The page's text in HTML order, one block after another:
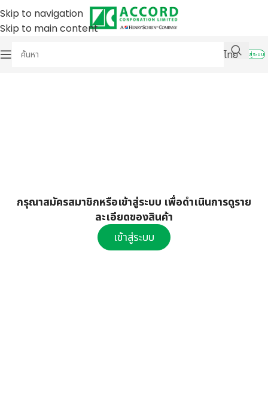
Skip to navigation
Skip to main content
ไทย
เข้าสู่ระบบ
กรุณาสมัครสมาชิกหรือเข้าสู่ระบบ เพื่อดำเนินการดูราย
ละเอียดของสินค้า
เข้าสู่ระบบ